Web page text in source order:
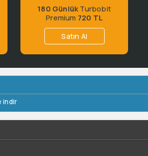
180 Günlük Turbobit
Premium 720 TL
Satın Al
indir